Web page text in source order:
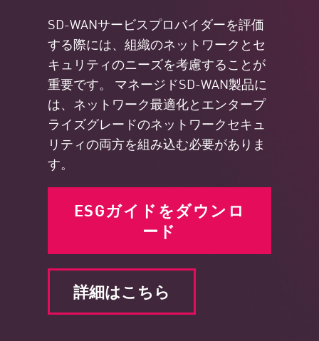
SD-WANサービスプロバイダーを評価
する際には、組織のネットワークとセ
キュリティのニーズを考慮することが
重要です。 マネージドSD-WAN製品に
は、ネットワーク最適化とエンタープ
ライズグレードのネットワークセキュ
リティの両方を組み込む必要がありま
す。
ESGガイドをダウンロ
ード
詳細はこちら